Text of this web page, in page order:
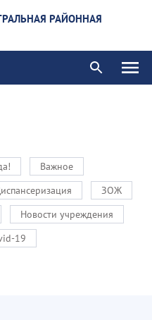
РАЙОННАЯ
Важное
ЗОЖ
Новости учреждения
19